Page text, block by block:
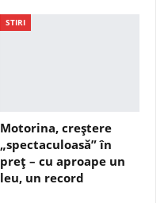
STIRI
Motorina, creștere
„spectaculoasă” în
preț – cu aproape un
leu, un record